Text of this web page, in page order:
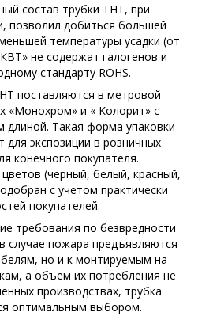
состав трубки ТНТ, при
позволил добиться большей
температуры усадки (от
не содержат галогенов и
стандарту ROHS.
поставляются в метровой
«Монохром» и « Колорит» с
Такая форма упаковки
для экспозиции в розничных
конечного покупателя.
(черный, белый, красный,
с учетом практически
покупателей.
требования по безвредности
случае пожара предъявляются
но и к монтируемым на
а объем их потребления не
производствах, трубка
оптимальным выбором.